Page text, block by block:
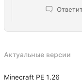
Актуальные версии
Minecraft PE 1.26